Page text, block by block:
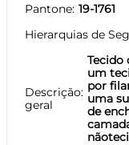
Pantone 19-1761
Hierarquias de
Descrição
geral
Tecido
um
por
uma
de